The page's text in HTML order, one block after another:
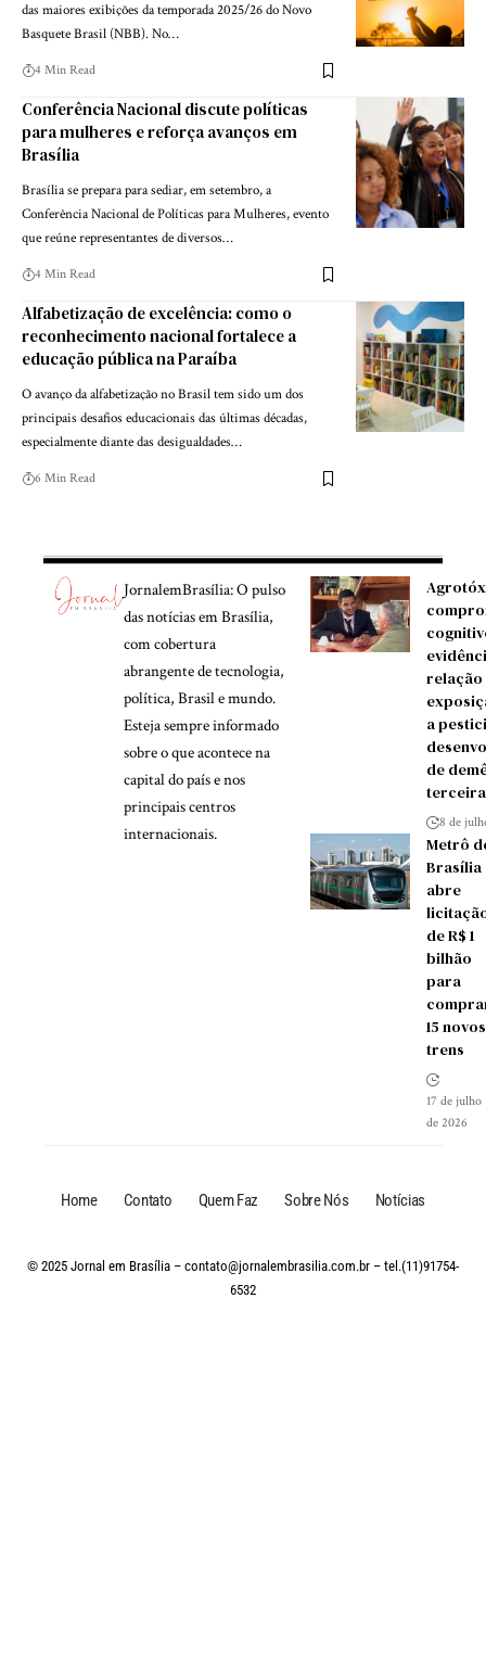
das maiores exibições da temporada 2025/26 do Novo
Basquete Brasil (NBB). No…
4 Min Read
Conferência Nacional discute políticas
para mulheres e reforça avanços em
Brasília
Brasília se prepara para sediar, em setembro, a
Conferência Nacional de Políticas para Mulheres, evento
que reúne representantes de diversos…
4 Min Read
Alfabetização de excelência: como o
reconhecimento nacional fortalece a
educação pública na Paraíba
O avanço da alfabetização no Brasil tem sido um dos
principais desafios educacionais das últimas décadas,
especialmente diante das desigualdades…
6 Min Read
JornalemBrasília: O pulso
das notícias em Brasília,
com cobertura
abrangente de tecnologia,
política, Brasil e mundo.
Esteja sempre informado
sobre o que acontece na
capital do país e nos
principais centros
internacionais.
a
de
8 de
Metrô
Brasília
abre
de R$ 1
bilhão
para
15 novos
trens
17 de julho
de 2026
Home Contato Quem Faz Sobre Nós Notícias
© 2025 Jornal em Brasília – contato@jornalembrasilia.com.br – tel.(11)91754-
6532